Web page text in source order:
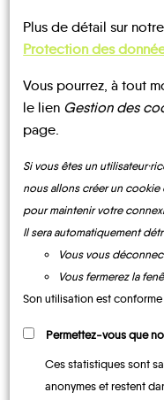
UN AVIS,
À
Les
À LA
Plus de détail sur
Protection des
Vous pourrez, à tout
le lien Gestion des
page.
Si vous êtes un
nous allons créer un
pour maintenir votre
Il sera automatiquement
Vous vous
Vous fermerez la
Son utilisation est conforme
Permettez-vous que
Ces statistiques sont
anonymes et restent